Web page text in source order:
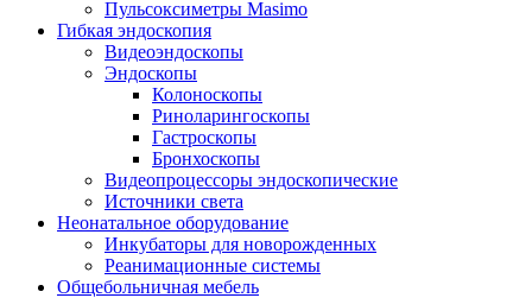
Пульсоксиметры Masimo
Гибкая эндоскопия
Видеоэндоскопы
Эндоскопы
Колоноскопы
Риноларингоскопы
Гастроскопы
Бронхоскопы
Видеопроцессоры эндоскопические
Источники света
Неонатальное оборудование
Инкубаторы для новорожденных
Реанимационные системы
Общебольничная мебель